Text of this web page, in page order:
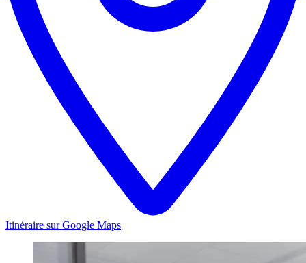
Itinéraire sur Google Maps